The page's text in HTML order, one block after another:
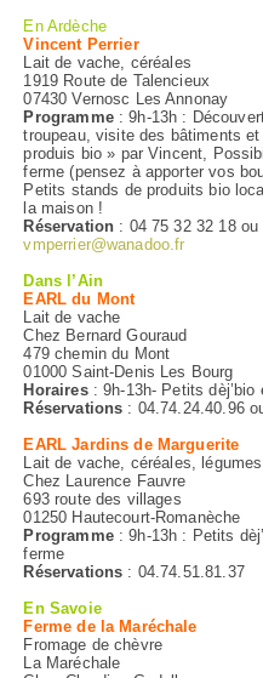
En Ardèche
Vincent Perrier
Lait de vache, céréales
1919 Route de Talencieux
07430 Vernosc Les Annonay
Programme: 9h-13h :
troupeau, visite des bâtiments
produis bio » par Vincent,
ferme (pensez à apporter vos
Petits stands de produits bio
la maison !
Réservation : 04 75 32 32 18
vmperrier@wanadoo.fr
Dans l’Ain
EARL du Mont
Lait de vache
Chez Bernard Gouraud
479 chemin du Mont
01000 Saint-Denis Les Bourg
Horaires: 9h-13h- Petits dèj’bio
Réservations : 04.74.24.40.96
EARL Jardins de Marguerite
Lait de vache, céréales, légumes
Chez Laurence Fauvre
693 route des villages
01250 Hautecourt-Romanèche
Programme : 9h-13h : Petits
ferme
Réservations : 04.74.51.81.37
En Savoie
Ferme de la Maréchale
Fromage de chèvre
La Maréchale